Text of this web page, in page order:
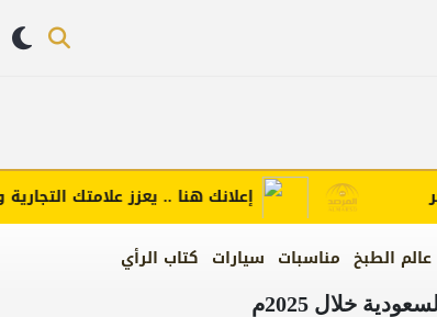
عالم الطبخ مناسبات سيارات كتاب الرأي
إعلانك هنا .. يعزز علامتك التجارية
خلال 2025م